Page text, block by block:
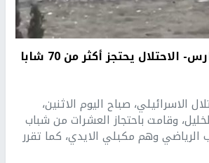
تعليق دوام المدارس- الاحتلال يحتجز أكثر من 70 شابا
الاسرائيلي، صباح اليوم الاثنين،
وقامت باحتجاز العشرات من شباب
الرياضي وهم مكبلي الايدي، كما تقرر